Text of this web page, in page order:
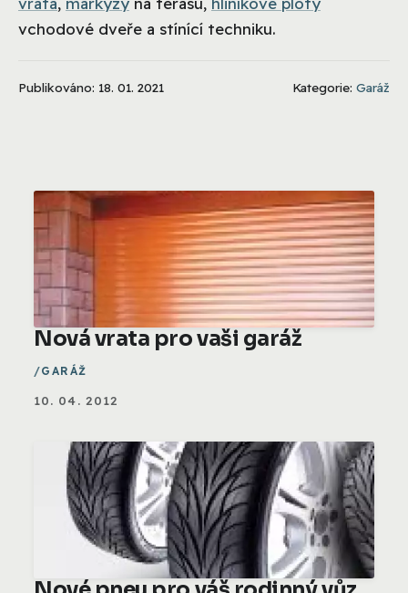
vchodové dveře a stínící techniku.
Publikováno: 18. 01. 2021 Kategorie: Garáž
Nová vrata pro vaši garáž
GARÁŽ
10. 04. 2012